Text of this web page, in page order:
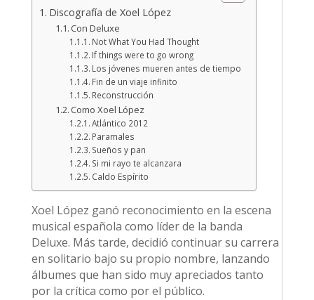
Discografía de Xoel López
Con Deluxe
Not What You Had Thought
If things were to go wrong
Los jóvenes mueren antes de tiempo
Fin de un viaje infinito
Reconstrucción
Como Xoel López
Atlántico 2012
Paramales
Sueños y pan
Si mi rayo te alcanzara
Caldo Espírito
Xoel López ganó reconocimiento en la escena
musical española como líder de la banda
Deluxe. Más tarde, decidió continuar su carrera
en solitario bajo su propio nombre, lanzando
álbumes que han sido muy apreciados tanto
por la crítica como por el público.